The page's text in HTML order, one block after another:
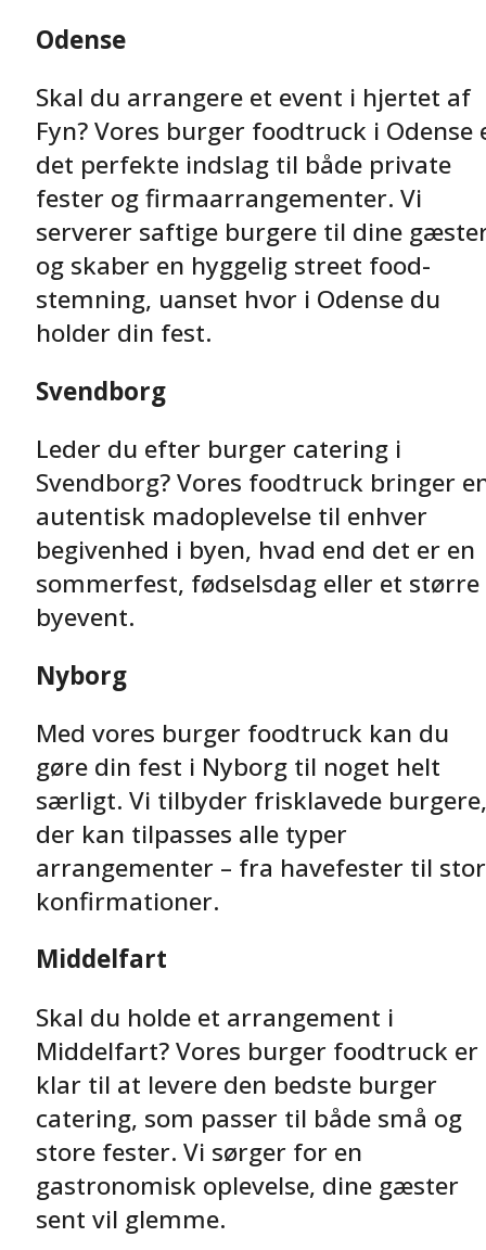
Odense
Skal du arrangere et event i hjertet af
Fyn? Vores burger foodtruck i Odense
det perfekte indslag til både private
fester og firmaarrangementer. Vi
serverer saftige burgere til dine
og skaber en hyggelig street food-
stemning, uanset hvor i Odense du
holder din fest.
Svendborg
Leder du efter burger catering i
Svendborg? Vores foodtruck bringer
autentisk madoplevelse til enhver
begivenhed i byen, hvad end det er en
sommerfest, fødselsdag eller et større
byevent.
Nyborg
Med vores burger foodtruck kan du
gøre din fest i Nyborg til noget helt
særligt. Vi tilbyder frisklavede burgere,
der kan tilpasses alle typer
arrangementer – fra havefester til
konfirmationer.
Middelfart
Skal du holde et arrangement i
Middelfart? Vores burger foodtruck er
klar til at levere den bedste burger
catering, som passer til både små og
store fester. Vi sørger for en
gastronomisk oplevelse, dine gæster
sent vil glemme.